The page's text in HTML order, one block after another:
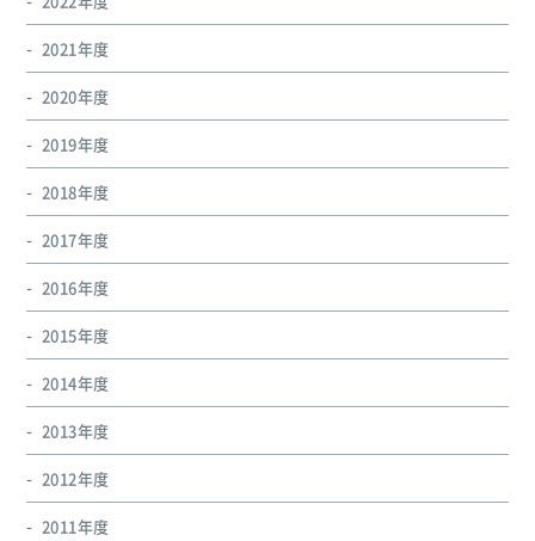
2021年度
2020年度
2019年度
2018年度
2017年度
2016年度
2015年度
2014年度
2013年度
2012年度
2011年度